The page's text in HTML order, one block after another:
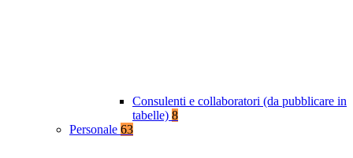
Consulenti e collaboratori (da pubblicare in
tabelle) 8
Personale 63